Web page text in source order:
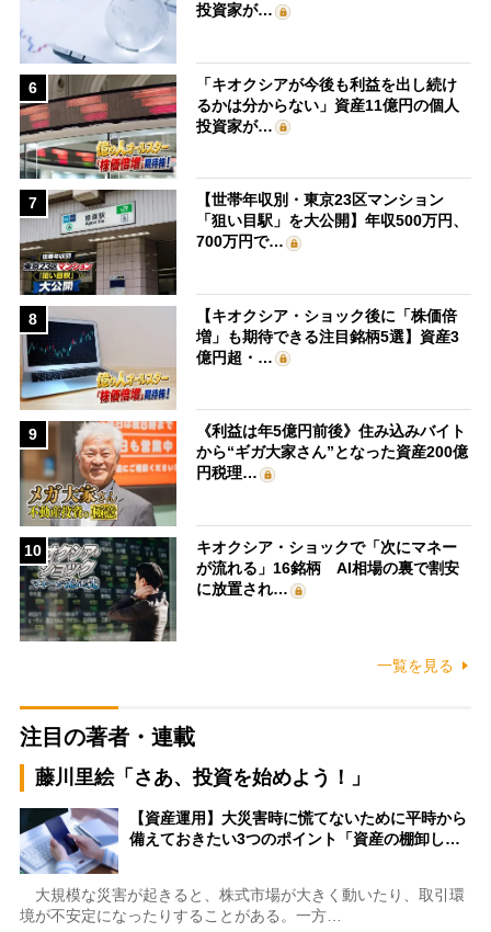
投資家が…
6
「キオクシアが今後も利益を出し続け
るかは分からない」資産11億円の個人
投資家が…
7
【世帯年収別・東京23区マンション
「狙い目駅」を大公開】年収500万円、
700万円で…
8
【キオクシア・ショック後に「株価倍
増」も期待できる注目銘柄5選】資産3
億円超・…
9
《利益は年5億円前後》住み込みバイト
から“ギガ大家さん”となった資産200億
円税理…
10
キオクシア・ショックで「次にマネー
が流れる」16銘柄 AI相場の裏で割安
に放置され…
一覧を見る
注目の著者・連載
藤川里絵「さあ、投資を始めよう！」
【資産運用】大災害時に慌てないために平時から
備えておきたい3つのポイント「資産の棚卸し…
大規模な災害が起きると、株式市場が大きく動いたり、取引環
境が不安定になったりすることがある。一方…